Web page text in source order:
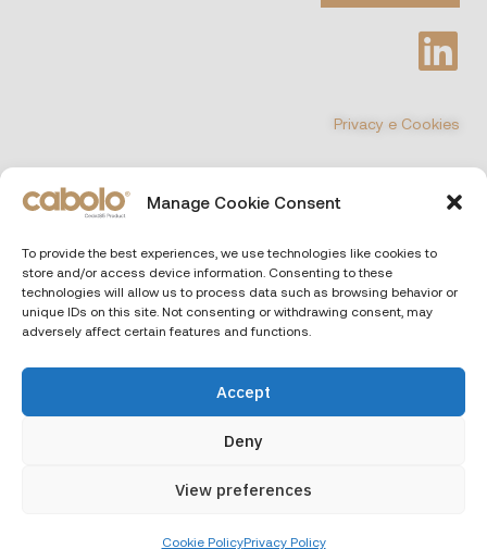
Manage Cookie Consent
To provide the best experiences, we use technologies like cookies to
store and/or access device information. Consenting to these
technologies will allow us to process data such as browsing behavior or
unique IDs on this site. Not consenting or withdrawing consent, may
adversely affect certain features and functions.
Accept
Deny
View preferences
Cookie PolicyPrivacy Policy
Privacy e Cookies
©COPYRIGHT 2026 All Rights Reserved
Capitale sociale € 10.000 i.v. – P.IVA e CF. 13690551000 – REA RM
– 1466164